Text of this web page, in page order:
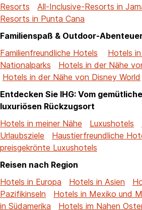
Resorts
All-Inclusive-Resorts in
Resorts in Punta Cana
Familienspaß & Outdoor-
Familienfreundliche Hotels
Hotels
Nationalparks
Hotels in der Nähe
Hotels in der Nähe von Disney World
Entdecken Sie IHG: Vom
luxuriösen Rückzugsort
Hotels in meiner Nähe
Luxushotels
Urlaubsziele
Haustierfreundliche
preisgekrönte Luxushotels
Reisen nach Region
Hotels in Europa
Hotels in Asien
Pazifikinseln
Hotels in Mexiko und
in Südamerika
Hotels im Nahen